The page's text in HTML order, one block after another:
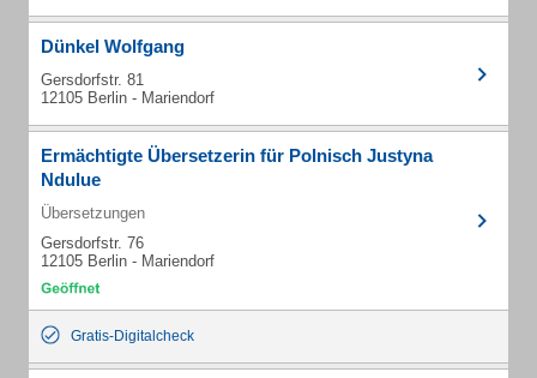
Dünkel Wolfgang
Gersdorfstr. 81
12105 Berlin - Mariendorf
Ermächtigte Übersetzerin für Polnisch Justyna
Ndulue
Übersetzungen
Gersdorfstr. 76
12105 Berlin - Mariendorf
Gratis-Digitalcheck